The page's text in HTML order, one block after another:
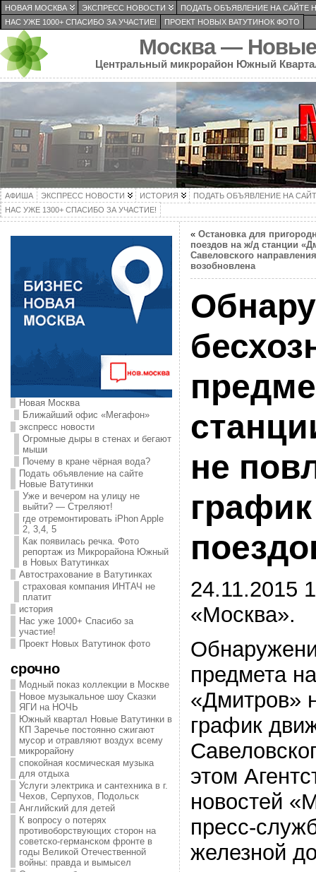
НОВАЯ МОСКВА ЭКСПРЕСС НОВОСТИ
ПОДАТЬ ОБЪЯВЛЕНИЕ НА САЙТЕ
НАС УЖЕ 1000+ СПАСИБО ЗА УЧАСТИЕ!
ПРОЕКТ НОВЫХ ВАТУТИНОК ФОТО
Москва — Новые
Центральный микрорайон Южный
АФИША ЭКСПРЕСС НОВОСТИ ИСТОРИЯ
ПОДАТЬ ОБЪЯВЛЕНИЕ НА
НАС УЖЕ 1300+ СПАСИБО ЗА УЧАСТИЕ!
Новая Москва
Ближайший офис «Мегафон»
экспресс новости
Огромные дыры в стенах и бегают
мыши
Почему в кране чёрная вода?
Подать объявление на сайте
Новые Ватутинки
Уже и вечером на улицу не
выйти? — Стреляют!
где отремонтировать iPhon Apple
2, 3,4, 5
Как появилась речка. Фото
репортаж из Микрорайона Южный
в Новых Ватутинках
Автострахование в Ватутинках
страховая компания ИНТАЧ не
платит
история
Нас уже 1000+ Спасибо за
участие!
Проект Новых Ватутинок фото
срочно
Модный показ коллекции в Москве
Новое музыкальное шоу Сказки
ЯГИ на НОЧЬ
Южный квартал Новые Ватутинки в
КП Заречье постоянно сжигают
мусор и отравляют воздух всему
микрорайону
спокойная космическая музыка
для отдыха
Услуги электрика и сантехника в г.
Чехов, Серпухов, Подольск
Английский для детей
К вопросу о потерях
противоборствующих сторон на
советско-германском фронте в
годы Великой Отечественной
войны: правда и вымысел
« Остановка для
поездов на ж/д станции
Савеловского направления
возобновлена
не
24.11.2015
«Москва».
предмета
«Дмитров»
график
этом
новостей
пресс-
железной